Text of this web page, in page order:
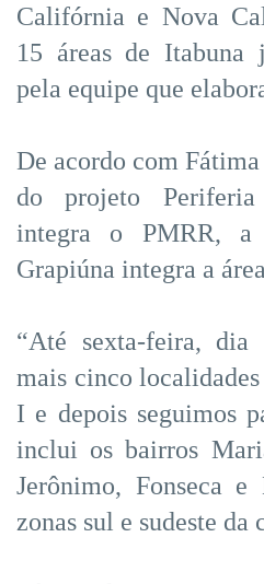
Califórnia e Nova
15 áreas de Itabuna
pela equipe que
De acordo com
do projeto
integra o PMRR, a
Grapiúna integra a
“Até sexta-feira, dia
mais cinco
I e depois seguimos
inclui os bairros
Jerônimo, Fonseca e
zonas sul e sudeste